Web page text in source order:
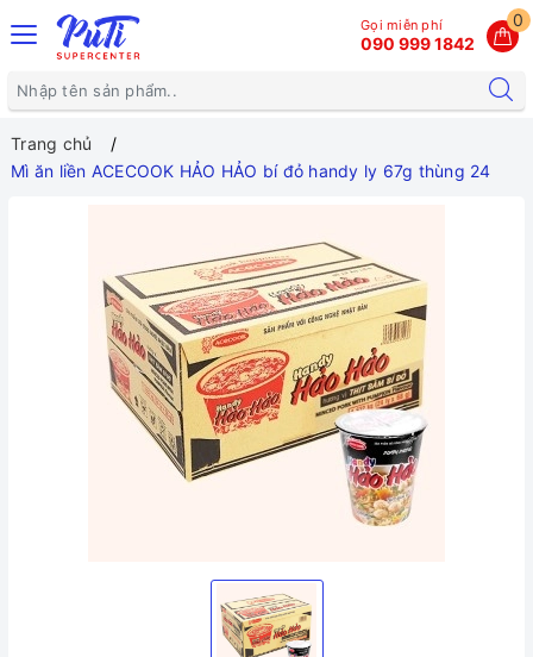
0
Gọi miễn phí
090 999 1842
Trang chủ
Mì ăn liền ACECOOK HẢO HẢO bí đỏ handy ly 67g thùng 24